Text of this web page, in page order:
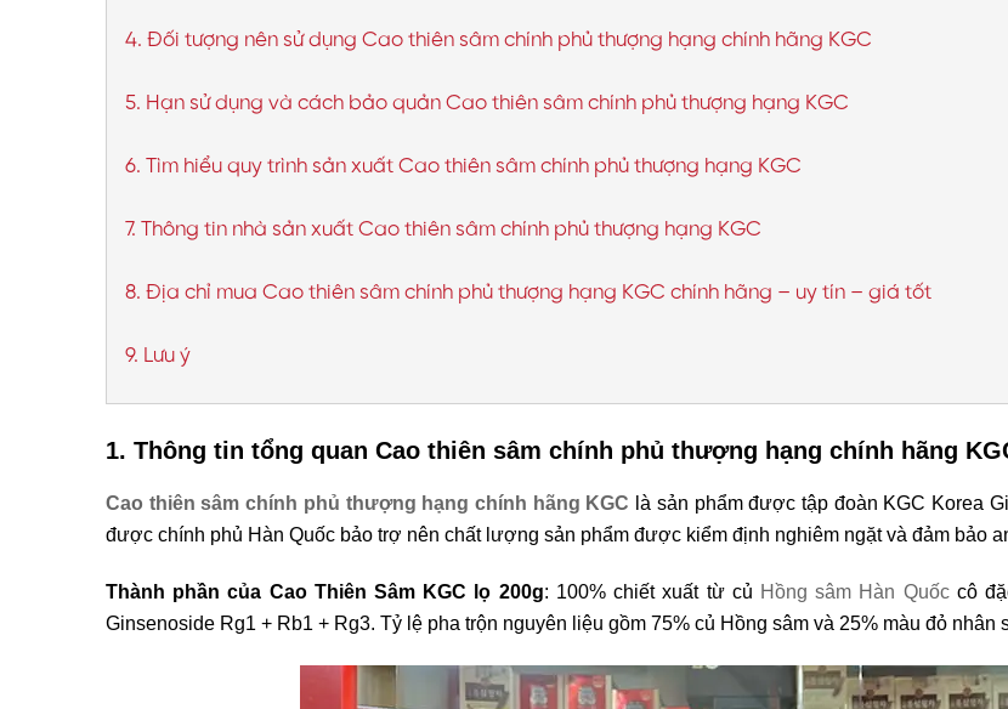
4. Đối tượng nên sử dụng Cao thiên sâm chính phủ thượng hạng chính hãng KGC
5. Hạn sử dụng và cách bảo quản Cao thiên sâm chính phủ thượng hạng KGC
6. Tìm hiểu quy trình sản xuất Cao thiên sâm chính phủ thượng hạng KGC
7. Thông tin nhà sản xuất Cao thiên sâm chính phủ thượng hạng KGC
8. Địa chỉ mua Cao thiên sâm chính phủ thượng hạng KGC chính hãng – uy tín – giá tốt
9. Lưu ý
1. Thông tin tổng quan Cao thiên sâm chính phủ thượng hạng chính hãng
Cao thiên sâm chính phủ thượng hạng chính hãng KGC là sản phẩm được tập đoàn KGC Korea
được chính phủ Hàn Quốc bảo trợ nên chất lượng sản phẩm được kiểm định nghiêm ngặt và đảm bảo
Thành phần của Cao Thiên Sâm KGC lọ 200g: 100% chiết xuất từ củ Hồng sâm Hàn Quốccô
Ginsenoside Rg1 + Rb1 + Rg3. Tỷ lệ pha trộn nguyên liệu gồm 75% củ Hồng sâm và 25% màu đỏ nhân